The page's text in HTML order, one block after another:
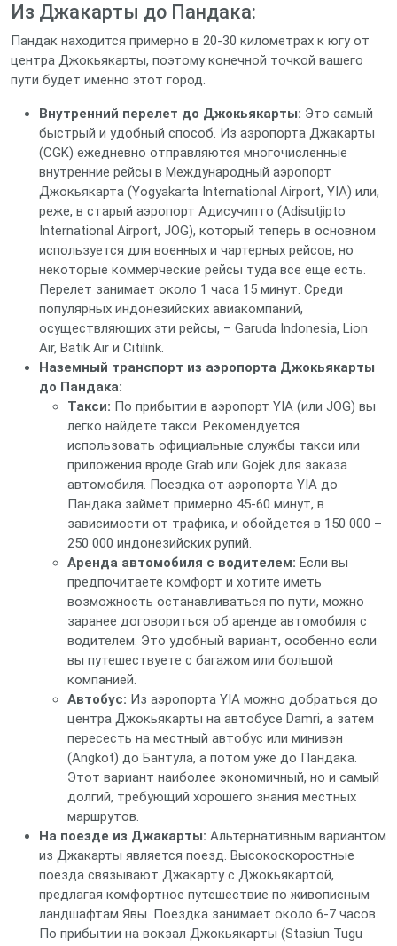
Из Джакарты до Пандака:
Пандак находится примерно в 20-30 километрах к югу от
центра Джокьякарты, поэтому конечной точкой вашего
пути будет именно этот город.
Внутренний перелет до Джокьякарты: Это самый
быстрый и удобный способ. Из аэропорта Джакарты
(CGK) ежедневно отправляются многочисленные
внутренние рейсы в Международный аэропорт
Джокьякарта (Yogyakarta International Airport, YIA) или,
реже, в старый аэропорт Адисучипто (Adisutjipto
International Airport, JOG), который теперь в основном
используется для военных и чартерных рейсов, но
некоторые коммерческие рейсы туда все еще есть.
Перелет занимает около 1 часа 15 минут. Среди
популярных индонезийских авиакомпаний,
осуществляющих эти рейсы, – Garuda Indonesia, Lion
Air, Batik Air и Citilink.
Наземный транспорт из аэропорта Джокьякарты
до Пандака:
Такси: По прибытии в аэропорт YIA (или JOG) вы
легко найдете такси. Рекомендуется
использовать официальные службы такси или
приложения вроде Grab или Gojek для заказа
автомобиля. Поездка от аэропорта YIA до
Пандака займет примерно 45-60 минут, в
зависимости от трафика, и обойдется в 150 000 –
250 000 индонезийских рупий.
Аренда автомобиля с водителем: Если вы
предпочитаете комфорт и хотите иметь
возможность останавливаться по пути, можно
заранее договориться об аренде автомобиля с
водителем. Это удобный вариант, особенно если
вы путешествуете с багажом или большой
компанией.
Автобус: Из аэропорта YIA можно добраться до
центра Джокьякарты на автобусе Damri, а затем
пересесть на местный автобус или минивэн
(Angkot) до Бантула, а потом уже до Пандака.
Этот вариант наиболее экономичный, но и самый
долгий, требующий хорошего знания местных
маршрутов.
На поезде из Джакарты: Альтернативным вариантом
из Джакарты является поезд. Высокоскоростные
поезда связывают Джакарту с Джокьякартой,
предлагая комфортное путешествие по живописным
ландшафтам Явы. Поездка занимает около 6-7 часов.
По прибытии на вокзал Джокьякарты (Stasiun Tugu